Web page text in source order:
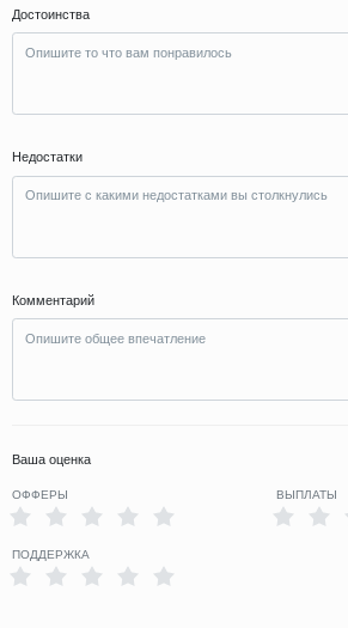
Достоинства
Недостатки
Комментарий
Ваша оценка
ОФФЕРЫ ВЫПЛАТЫ
ПОДДЕРЖКА